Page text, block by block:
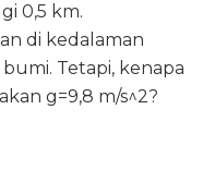
0,5 km.
di kedalaman
Tetapi, kenapa
g=9,8 m/s^2?